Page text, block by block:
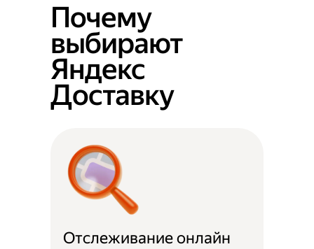
Почему
выбирают
Яндекс
Доставку
Отслеживание онлайн